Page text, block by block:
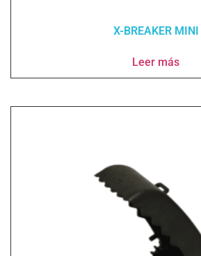
X-BREAKER MINI
Leer más